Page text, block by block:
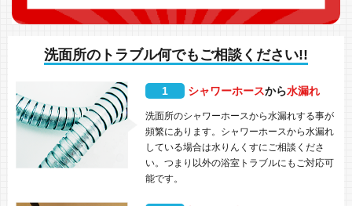
洗面所のトラブル何でもご相談ください!!
1 シャワーホースから水漏れ
洗面所のシャワーホースから水漏れする事が
頻繁にあります。シャワーホースから水漏れ
している場合は水りんくすにご相談くださ
い。つまり以外の浴室トラブルにもご対応可
能です。